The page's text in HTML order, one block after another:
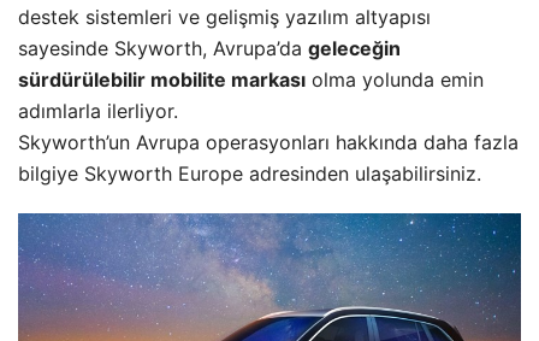
destek sistemleri ve gelişmiş yazılım altyapısı
sayesinde Skyworth, Avrupa’da geleceğin
sürdürülebilir mobilite markası olma yolunda emin
adımlarla ilerliyor.
Skyworth’un Avrupa operasyonları hakkında daha fazla
bilgiye Skyworth Europe adresinden ulaşabilirsiniz.